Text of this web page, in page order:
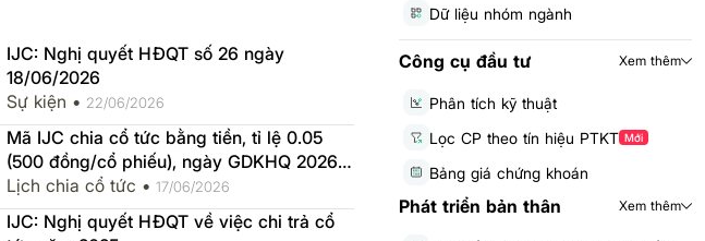
IJC: Nghị quyết HĐQT số 26 ngày
18/06/2026
Sự kiện • 22/06/2026
Mã IJC chia cổ tức bằng tiền, tỉ lệ 0.05
(500 đồng/cổ phiếu), ngày GDKHQ 2026-
06-29, ngày thực hiện 2026-10-07
Lịch chia cổ tức • 17/06/2026
IJC: Nghị quyết HĐQT về việc chi trả cổ
Dữ liệu nhóm ngành
Công cụ đầu tư Xem thêm
Phân tích kỹ thuật
Lọc CP theo tín hiệu PTKT Mới
Bảng giá chứng khoán
Phát triển bản thân Xem thêm